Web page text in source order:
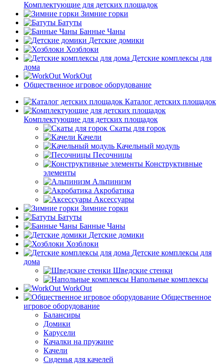
Комплектующие для детских площадок
Зимние горки
Батуты
Банные Чаны
Детские домики
Хозблоки
Детские комплексы для
дома
WorkOut
Общественное игровое оборудование
Каталог детских площадок
Комплектующие для детских площадок
Скаты для горок
Качели
Качельный модуль
Песочницы
Конструктивные
элементы
Альпинизм
Акробатика
Аксессуары
Зимние горки
Батуты
Банные Чаны
Детские домики
Хозблоки
Детские комплексы для
дома
Шведские стенки
Напольные комплексы
WorkOut
Общественное
игровое оборудование
Балансиры
Домики
Карусели
Качалки на пружине
Качели
Сиденья для качелей